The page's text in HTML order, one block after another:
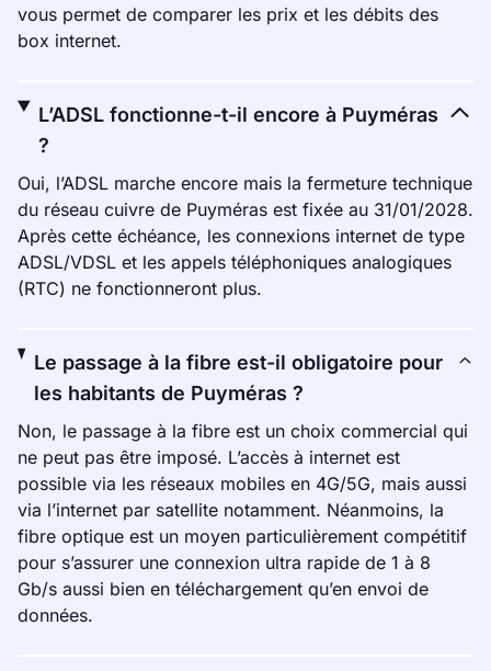
vous permet de comparer les prix et les débits des
box internet.
L’ADSL fonctionne-t-il encore à Puyméras
?
Oui, l’ADSL marche encore mais la fermeture technique
du réseau cuivre de Puyméras est fixée au 31/01/2028.
Après cette échéance, les connexions internet de type
ADSL/VDSL et les appels téléphoniques analogiques
(RTC) ne fonctionneront plus.
Le passage à la fibre est-il obligatoire pour
les habitants de Puyméras ?
Non, le passage à la fibre est un choix commercial qui
ne peut pas être imposé. L’accès à internet est
possible via les réseaux mobiles en 4G/5G, mais aussi
via l’internet par satellite notamment. Néanmoins, la
fibre optique est un moyen particulièrement compétitif
pour s’assurer une connexion ultra rapide de 1 à 8
Gb/s aussi bien en téléchargement qu’en envoi de
données.